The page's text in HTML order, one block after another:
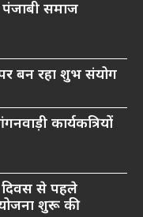
पंजाबी समाज
बन रहा शुभ संयोग
कार्यकत्रियों
से पहले
शुरू की